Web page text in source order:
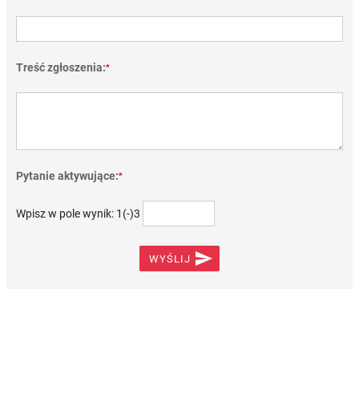
Treść zgłoszenia:*
Pytanie aktywujące:*
Wpisz w pole wynik: 1(-)3
WYŚLIJ 